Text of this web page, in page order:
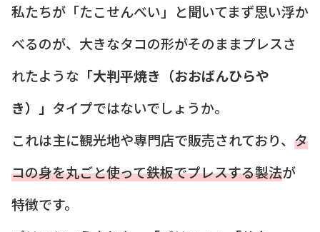
私たちが「たこせんべい」と聞いてまず思い浮か
べるのが、大きなタコの形がそのままプレスさ
れたような 「大判平焼き（おおばんひらや
き）」 タイプではないでしょうか。
これは主に観光地や専門店で販売されており、 タ
コの身を丸ごと使って鉄板でプレスする製法が
特徴です。